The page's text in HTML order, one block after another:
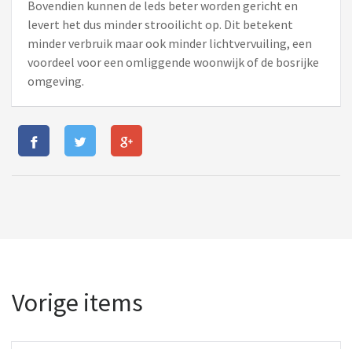
Bovendien kunnen de leds beter worden gericht en
levert het dus minder strooilicht op. Dit betekent
minder verbruik maar ook minder lichtvervuiling, een
voordeel voor een omliggende woonwijk of de bosrijke
omgeving.
Vorige items